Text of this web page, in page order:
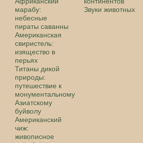
марабу:
небесные
пираты саванны
Американская
свиристель:
изящество в
перьях
Титаны дикой
природы:
путешествие к
монументальному
Азиатскому
буйволу
Американский
чиж:
живописное
Звуки животных